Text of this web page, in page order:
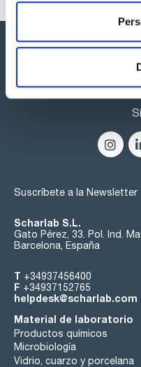
Suscríbete a la Newsletter
Scharlab S.L.
Gato Pérez, 33. Pol. Ind.
Barcelona, España
T +34937456400
F +34937152765
helpdesk@scharlab.com
Material de laboratorio
Productos químicos
Microbiología
Vidrio, cuarzo y porcelana